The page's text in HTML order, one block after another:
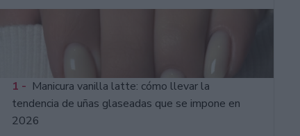
1 - Manicura vanilla latte: cómo llevar la
tendencia de uñas glaseadas que se impone en
2026